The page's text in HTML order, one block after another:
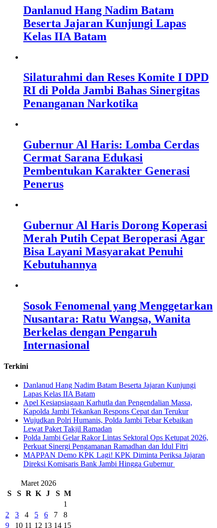
Danlanud Hang Nadim Batam
Beserta Jajaran Kunjungi Lapas
Kelas IIA Batam
Silaturahmi dan Reses Komite I DPD
RI di Polda Jambi Bahas Sinergitas
Penanganan Narkotika
Gubernur Al Haris: Lomba Cerdas
Cermat Sarana Edukasi
Pembentukan Karakter Generasi
Penerus
Gubernur Al Haris Dorong Koperasi
Merah Putih Cepat Beroperasi Agar
Bisa Layani Masyarakat Penuhi
Kebutuhannya
Sosok Fenomenal yang Menggetarkan
Nusantara: Ratu Wangsa, Wanita
Berkelas dengan Pengaruh
Internasional
Terkini
Danlanud Hang Nadim Batam Beserta Jajaran Kunjungi
Lapas Kelas IIA Batam
Apel Kesiapsiagaan Karhutla dan Pengendalian Massa,
Kapolda Jambi Tekankan Respons Cepat dan Terukur
Wujudkan Polri Humanis, Polda Jambi Tebar Kebaikan
Lewat Paket Takjil Ramadan
Polda Jambi Gelar Rakor Lintas Sektoral Ops Ketupat 2026,
Perkuat Sinergi Pengamanan Ramadhan dan Idul Fitri
‎MAPPAN Demo KPK Lagi! KPK Diminta Periksa Jajaran
Direksi Komisaris Bank Jambi Hingga Gubernur ‎
Maret 2026
S
S R K J S M
1
2
3 4 5 6 7
8
9
10 11 12 13 14 15